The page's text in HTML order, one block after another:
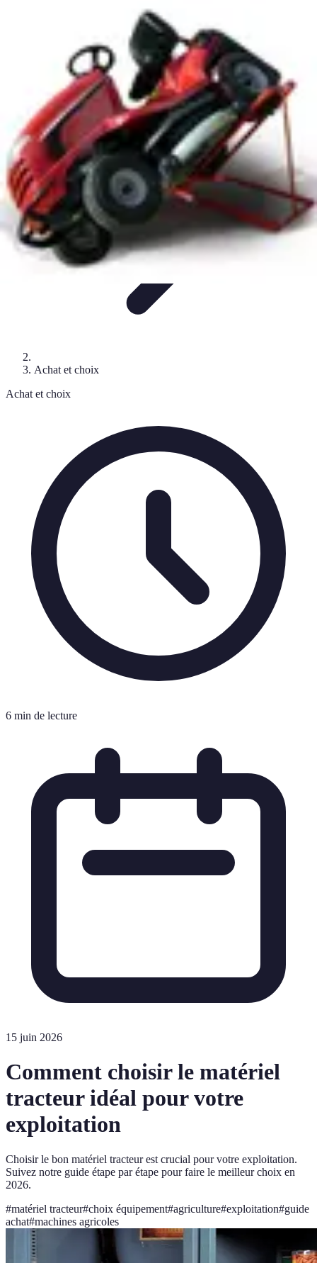
Conseils d'achat
Entretien et Maintenance
Materiel Tracteur
Achat et choix
Achat et choix
6 min de lecture
15 juin 2026
Comment choisir le matériel
tracteur idéal pour votre
exploitation
Choisir le bon matériel tracteur est crucial pour votre exploitation.
Suivez notre guide étape par étape pour faire le meilleur choix en
2026.
#matériel tracteur#choix équipement#agriculture#exploitation#guide
achat#machines agricoles